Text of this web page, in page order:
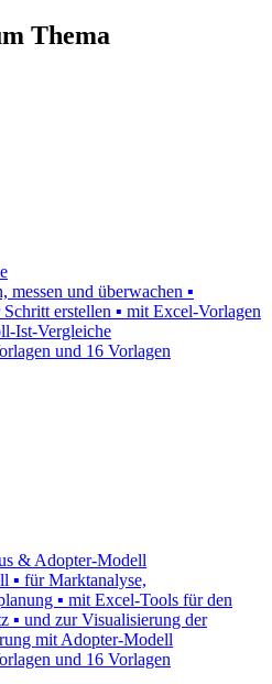
Thema
und überwachen ▪
erstellen ▪ mit Excel-Vorlagen
Ist-Vergleiche
und 16 Vorlagen
& Adopter-Modell
▪ für Marktanalyse,
▪ mit Excel-Tools für den
▪ und zur Visualisierung der
mit Adopter-Modell
und 16 Vorlagen